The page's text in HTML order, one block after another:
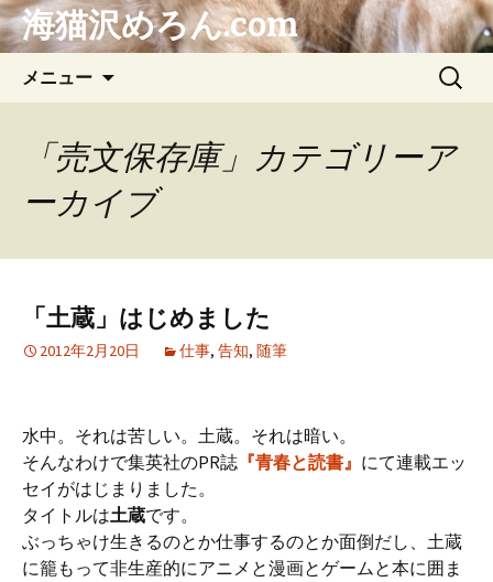
海猫沢めろん.com
メニュー
ン
ツ
へ
ス
プ
検
「売文保存庫」カテゴリーア
ーカイブ
「土蔵」はじめました
2012年2月20日 仕事, 告知, 随筆
水中。それは苦しい。土蔵。それは暗い。
そんなわけで集英社のPR誌 『青春と読書』 にて連載エッ
セイがはじまりました。
タイトルは土蔵です。
ぶっちゃけ生きるのとか仕事するのとか面倒だし、土蔵
に籠もって非生産的にアニメと漫画とゲームと本に囲ま